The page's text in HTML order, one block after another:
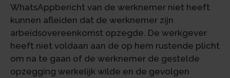
WhatsAppbericht van de werknemer niet heeft
kunnen afleiden dat de werknemer zijn
arbeidsovereenkomst opzegde. De werkgever
heeft niet voldaan aan de op hem rustende plicht
om na te gaan of de werknemer de gestelde
opzegging werkelijk wilde en de gevolgen